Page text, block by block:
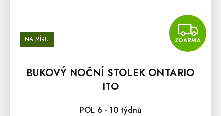
NA MÍRU ZDARMA
BUKOVÝ NOČNÍ STOLEK ONTARIO
ITO
POL 6 - 10 týdnů